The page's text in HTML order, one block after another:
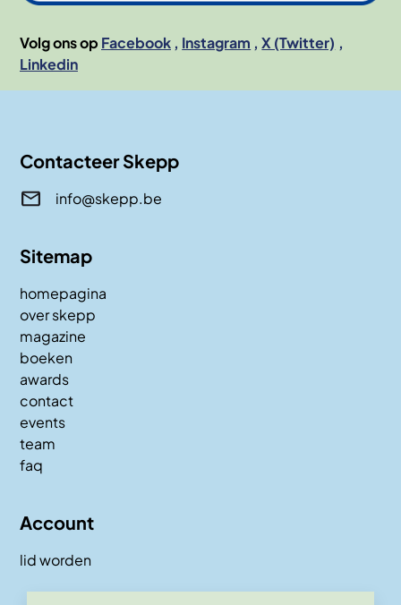
Volg ons op Facebook Instagram
X (Twitter)
Linkedin
Contacteer Skepp
info@skepp.be
Sitemap
homepagina
over skepp
magazine
boeken
awards
contact
events
team
faq
Account
lid worden